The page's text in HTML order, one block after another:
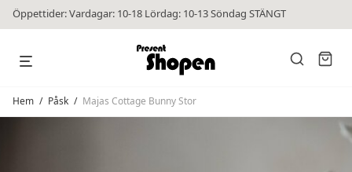
Öppettider: Vardagar: 10-18 Lördag: 10-13 Söndag STÄNGT
Hem / Påsk / Majas Cottage Bunny Stor